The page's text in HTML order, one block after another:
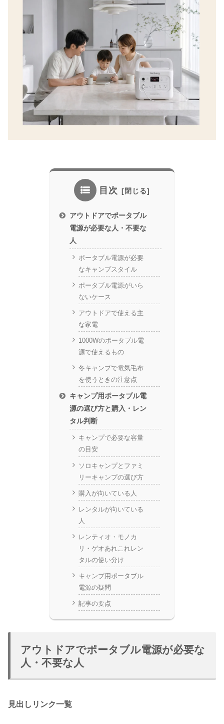
目次
アウトドアでポータブル
電源が必要な人・不要な
人
ポータブル電源が必要
なキャンプスタイル
ポータブル電源がいら
ないケース
アウトドアで使える主
な家電
1000Wのポータブル電
源で使えるもの
冬キャンプで電気毛布
を使うときの注意点
キャンプ用ポータブル電
源の選び方と購入・レン
タル判断
キャンプで必要な容量
の目安
ソロキャンプとファミ
リーキャンプの選び方
購入が向いている人
レンタルが向いている
人
レンティオ・モノカ
リ・ゲオあれこれレン
タルの使い分け
キャンプ用ポータブル
電源の疑問
記事の要点
アウトドアでポータブル電源が必要な
人・不要な人
見出しリンク一覧